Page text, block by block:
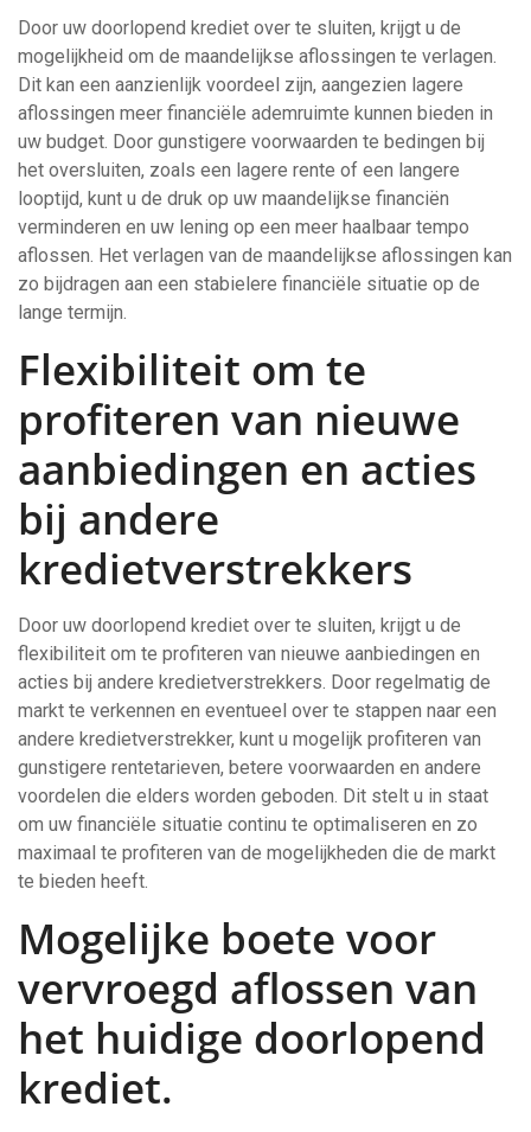
Door uw doorlopend krediet over te sluiten, krijgt u de
mogelijkheid om de maandelijkse aflossingen te verlagen.
Dit kan een aanzienlijk voordeel zijn, aangezien lagere
aflossingen meer financiële ademruimte kunnen bieden in
uw budget. Door gunstigere voorwaarden te bedingen bij
het oversluiten, zoals een lagere rente of een langere
looptijd, kunt u de druk op uw maandelijkse financiën
verminderen en uw lening op een meer haalbaar tempo
aflossen. Het verlagen van de maandelijkse aflossingen kan
zo bijdragen aan een stabielere financiële situatie op de
lange termijn.
Flexibiliteit om te
profiteren van nieuwe
aanbiedingen en acties
bij andere
kredietverstrekkers
Door uw doorlopend krediet over te sluiten, krijgt u de
flexibiliteit om te profiteren van nieuwe aanbiedingen en
acties bij andere kredietverstrekkers. Door regelmatig de
markt te verkennen en eventueel over te stappen naar een
andere kredietverstrekker, kunt u mogelijk profiteren van
gunstigere rentetarieven, betere voorwaarden en andere
voordelen die elders worden geboden. Dit stelt u in staat
om uw financiële situatie continu te optimaliseren en zo
maximaal te profiteren van de mogelijkheden die de markt
te bieden heeft.
Mogelijke boete voor
vervroegd aflossen van
het huidige doorlopend
krediet.